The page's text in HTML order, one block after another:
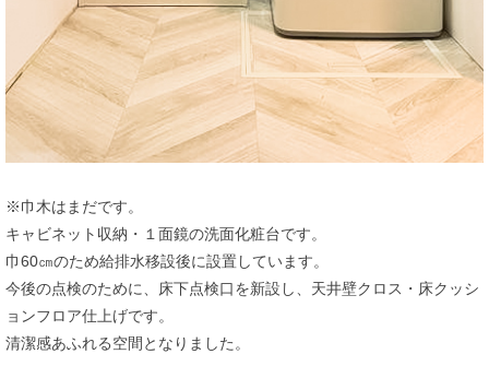
※巾木はまだです。
キャビネット収納・１面鏡の洗面化粧台です。
巾60㎝のため給排水移設後に設置しています。
今後の点検のために、床下点検口を新設し、天井壁クロス・床クッシ
ョンフロア仕上げです。
清潔感あふれる空間となりました。